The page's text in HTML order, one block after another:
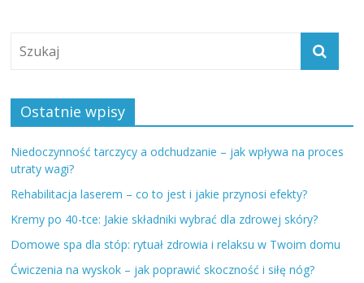
Ostatnie wpisy
Niedoczynność tarczycy a odchudzanie – jak wpływa na proces
utraty wagi?
Rehabilitacja laserem – co to jest i jakie przynosi efekty?
Kremy po 40-tce: Jakie składniki wybrać dla zdrowej skóry?
Domowe spa dla stóp: rytuał zdrowia i relaksu w Twoim domu
Ćwiczenia na wyskok – jak poprawić skoczność i siłę nóg?